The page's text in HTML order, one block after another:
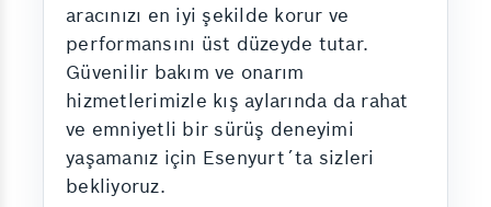
aracınızı en iyi şekilde korur ve
performansını üst düzeyde tutar.
Güvenilir bakım ve onarım
hizmetlerimizle kış aylarında da rahat
ve emniyetli bir sürüş deneyimi
yaşamanız için Esenyurt´ta sizleri
bekliyoruz.